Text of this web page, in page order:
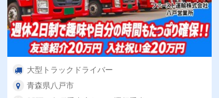
大型トラックドライバー
青森県八戸市